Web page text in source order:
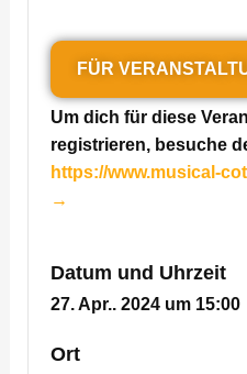
FÜR
Um dich für diese
registrieren, besuche
https://www.musical-
→
Datum und Uhrzeit
27. Apr.. 2024 um 15:00
Ort